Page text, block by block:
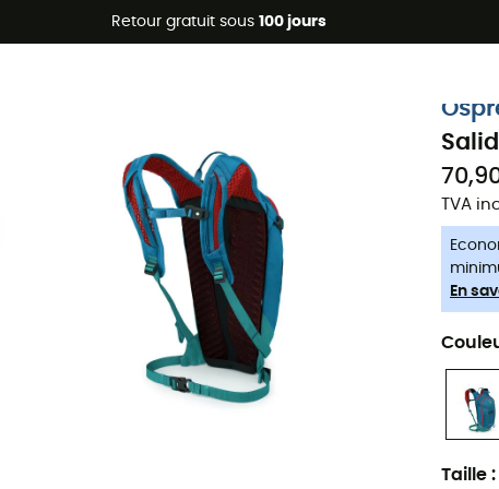
Retour gratuit sous 100 jours
Promos d'été 🔥 -5 % EXTRA dès 2 produits* code Summer5
TVA
En
Taille :